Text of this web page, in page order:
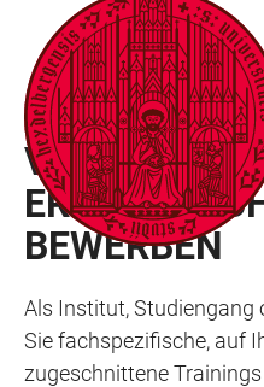
LINKS
ZUR
BARRIEREFREIHEIT
ZUM
HAUPTINHALT
HAUPTNAVIGATION
ÖFFNEN
WEBSEITENSUCHE
ÖFFNEN
KARRIEREENTWICKLUNG
BEWERBEN
Als Institut, Studiengang
Sie fachspezifische, auf
zugeschnittene